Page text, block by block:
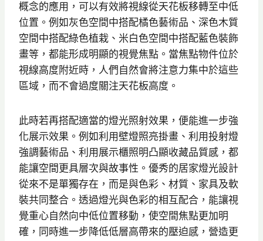
概念的應用，可以有效將視線從天花板移轉至中低
位置。例如灰色空間中搭配橘色藝術品、深色木質
空間中搭配綠色植栽、米白色空間中搭配藍色裝飾
畫等，都能形成明顯的視覺焦點。當焦點物件位於
視線高度附近時，人們自然會將注意力集中於這些
區域，而不會過度關注天花板高度。
此時若再搭配適當的燈光照射效果，便能進一步強
化展示效果。例如利用壁燈照亮掛畫、利用投射燈
強調藝術品、利用展示櫃照明凸顯收藏品質感，都
能讓空間更具層次與故事性。優秀的居家燈光設計
從來不是單獨存在，而是與色彩、材質、家具及軟
裝共同整合。透過燈光與色彩的相互配合，能讓視
覺重心自然向中低位置移動，使空間焦點更加明
確，同時進一步降低低層高帶來的壓迫感，營造更